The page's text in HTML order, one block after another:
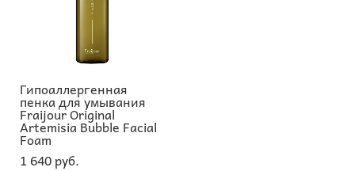
Гипоаллергенная
пенка для умывания
Fraijour Original
Artemisia Bubble Facial
Foam
1 640 pуб.